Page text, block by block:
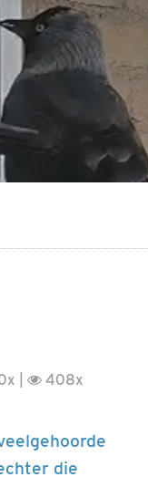
| 408x
die